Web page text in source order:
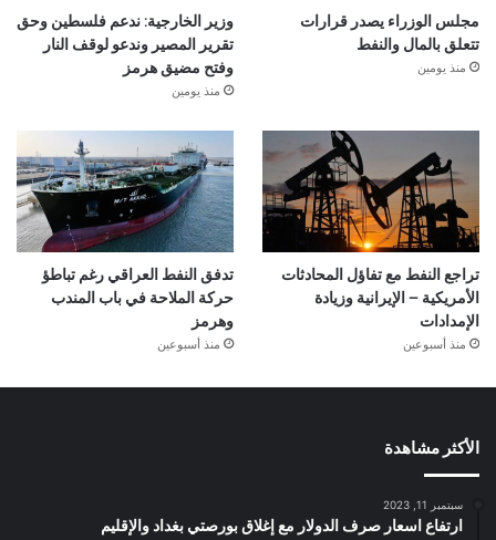
مجلس الوزراء يصدر قرارات
تتعلق بالمال والنفط
منذ يومين
وزير الخارجية: ندعم فلسطين وحق
تقرير المصير وندعو لوقف النار
وفتح مضيق هرمز
منذ يومين
تراجع النفط مع تفاؤل المحادثات
الأمريكية – الإيرانية وزيادة
الإمدادات
منذ أسبوعين
تدفق النفط العراقي رغم تباطؤ
حركة الملاحة في باب المندب
وهرمز
منذ أسبوعين
الأكثر مشاهدة
سبتمبر 11, 2023
ارتفاع اسعار صرف الدولار مع إغلاق بورصتي بغداد والإقليم